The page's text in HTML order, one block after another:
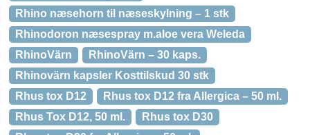
Rhino næsehorn til næseskylning – 1 stk
Rhinodoron næsespray m.aloe vera Weleda
RhinoVärn
RhinoVärn – 30 kaps.
Rhinovärn kapsler Kosttilskud 30 stk
Rhus tox D12
Rhus tox D12 fra Allergica – 50 ml.
Rhus Tox D12, 50 ml.
Rhus tox D30